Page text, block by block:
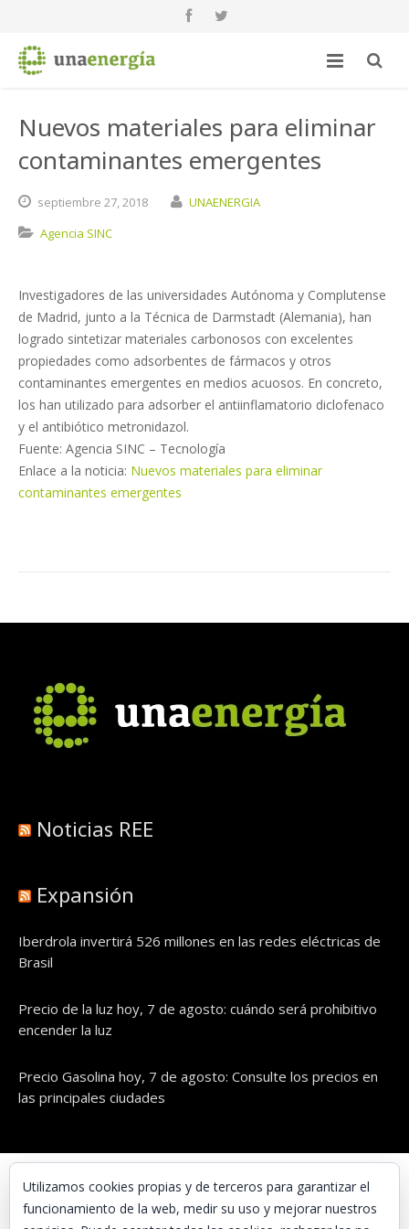
Nuevos materiales para eliminar
contaminantes emergentes
septiembre 27,2018
UNAENERGIA
Agencia SINC
Investigadores de las universidades Autónoma y Complutense
de Madrid, junto a la Técnica de Darmstadt (Alemania), han
logrado sintetizar materiales carbonosos con excelentes
propiedades como adsorbentes de fármacos y otros
contaminantes emergentes en medios acuosos. En concreto,
los han utilizado para adsorber el antiinflamatorio diclofenaco
y el antibiótico metronidazol.
Fuente: Agencia SINC – Tecnología
Enlace a la noticia: Nuevos materiales para eliminar
contaminantes emergentes
Noticias REE
Expansión
Iberdrola invertirá 526 millones en las redes eléctricas de
Brasil
Precio de la luz hoy, 7 de agosto: cuándo será prohibitivo
encender la luz
Precio Gasolina hoy, 7 de agosto: Consulte los precios en
las principales ciudades
© UNAENERGÍA, S.L.
Inicio
Utilizamos cookies propias y de terceros para garantizar el
funcionamiento de la web, medir su uso y mejorar nuestros